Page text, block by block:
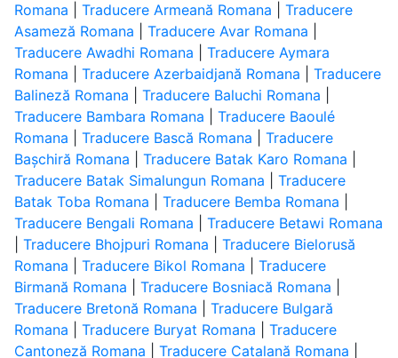
Romana
Traducere Armeană Romana
Traducere
Asameză Romana
Traducere Avar Romana
Traducere Awadhi Romana
Traducere Aymara
Romana
Traducere Azerbaidjană Romana
Traducere
Balineză Romana
Traducere Baluchi Romana
Traducere Bambara Romana
Traducere Baoulé
Romana
Traducere Bască Romana
Traducere
Bașchiră Romana
Traducere Batak Karo Romana
Traducere Batak Simalungun Romana
Traducere
Batak Toba Romana
Traducere Bemba Romana
Traducere Bengali Romana
Traducere Betawi Romana
Traducere Bhojpuri Romana
Traducere Bielorusă
Romana
Traducere Bikol Romana
Traducere
Birmană Romana
Traducere Bosniacă Romana
Traducere Bretonă Romana
Traducere Bulgară
Romana
Traducere Buryat Romana
Traducere
Cantoneză Romana
Traducere Catalană Romana